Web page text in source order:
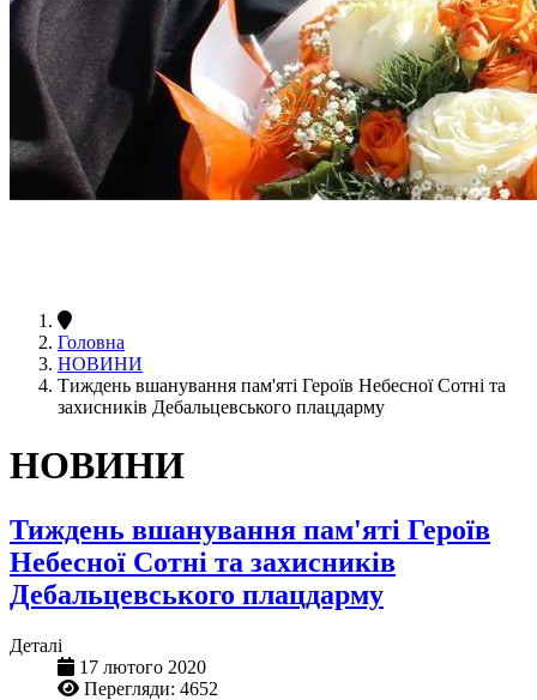
Головна
НОВИНИ
Тиждень вшанування пам'яті Героїв Небесної Сотні та
захисників Дебальцевського плацдарму
НОВИНИ
Тиждень вшанування пам'яті Героїв
Небесної Сотні та захисників
Дебальцевського плацдарму
Деталі
17 лютого 2020
Перегляди: 4652